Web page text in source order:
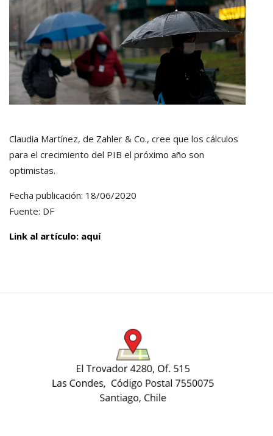
Claudia Martínez, de Zahler & Co., cree que los cálculos
para el crecimiento del PIB el próximo año son
optimistas.
Fecha publicación: 18/06/2020
Fuente: DF
Link al artículo: aquí